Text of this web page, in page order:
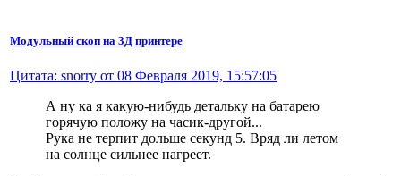
Модульный скоп на 3Д принтере
Цитата: snorry от 08 Февраля 2019, 15:57:05
А ну ка я какую-нибудь детальку на батарею
горячую положу на часик-другой...
Рука не терпит дольше секунд 5. Вряд ли летом
на солнце сильнее нагреет.